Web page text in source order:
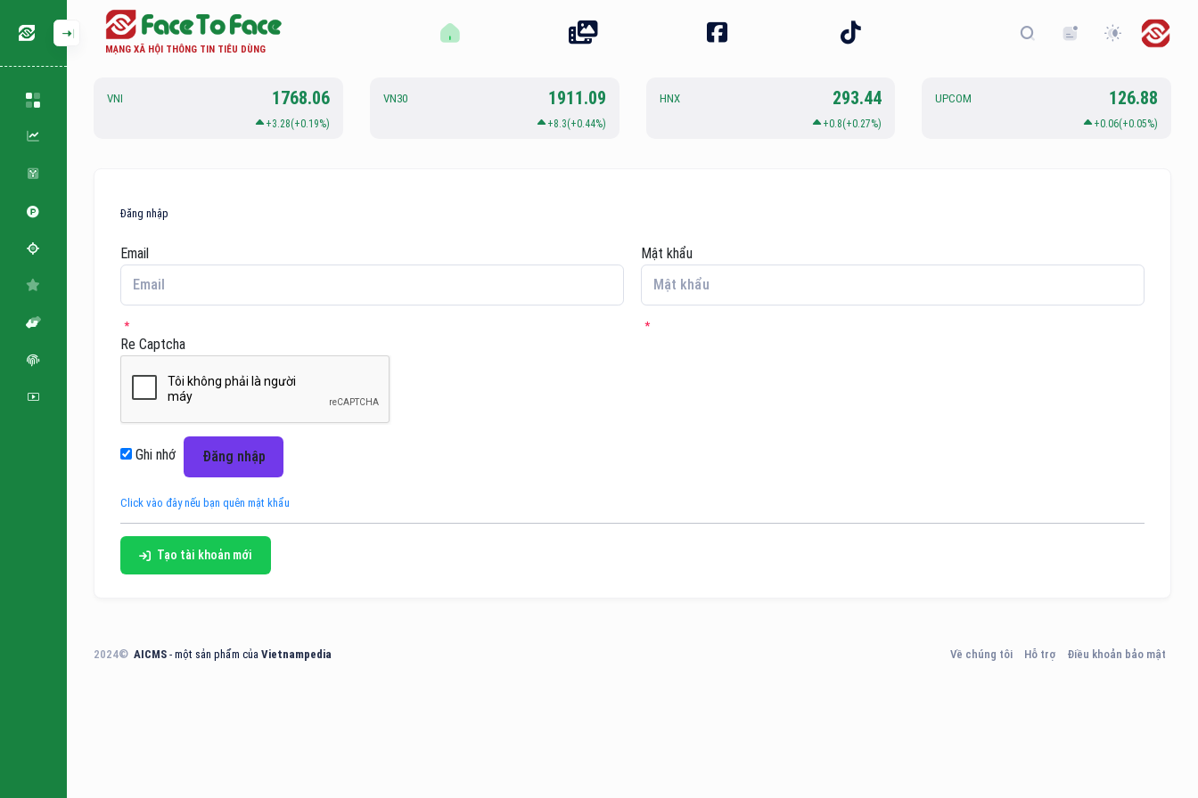
MẠNG XÃ HỘI THÔNG TIN TIÊU DÙNG
126.88 VNI 1768.06
+3.28(+0.19%)
VN30 1911.09
+8.3(+0.44%)
HNX 293.44
+0.8(+0.27%)
UPCOM 126.88
+0.06(+0.05%)
Đăng nhập
Email Mật khẩu
Re Captcha
Ghi nhớ Đăng nhập
Click vào đây nếu bạn quên mật khẩu
Tạo tài khoản mới
2024© AICMS - một sản phẩm củaVietnampedia Về chúng tôi Hỗ trợ Điều khoản bảo mật